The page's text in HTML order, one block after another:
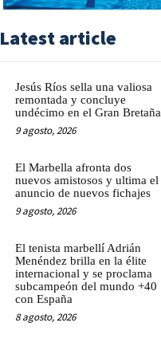
Latest article
Jesús Ríos sella una valiosa
remontada y concluye
undécimo en el Gran Bretaña
9 agosto, 2026
El Marbella afronta dos
nuevos amistosos y ultima el
anuncio de nuevos fichajes
9 agosto, 2026
El tenista marbellí Adrián
Menéndez brilla en la élite
internacional y se proclama
subcampeón del mundo +40
con España
8 agosto, 2026